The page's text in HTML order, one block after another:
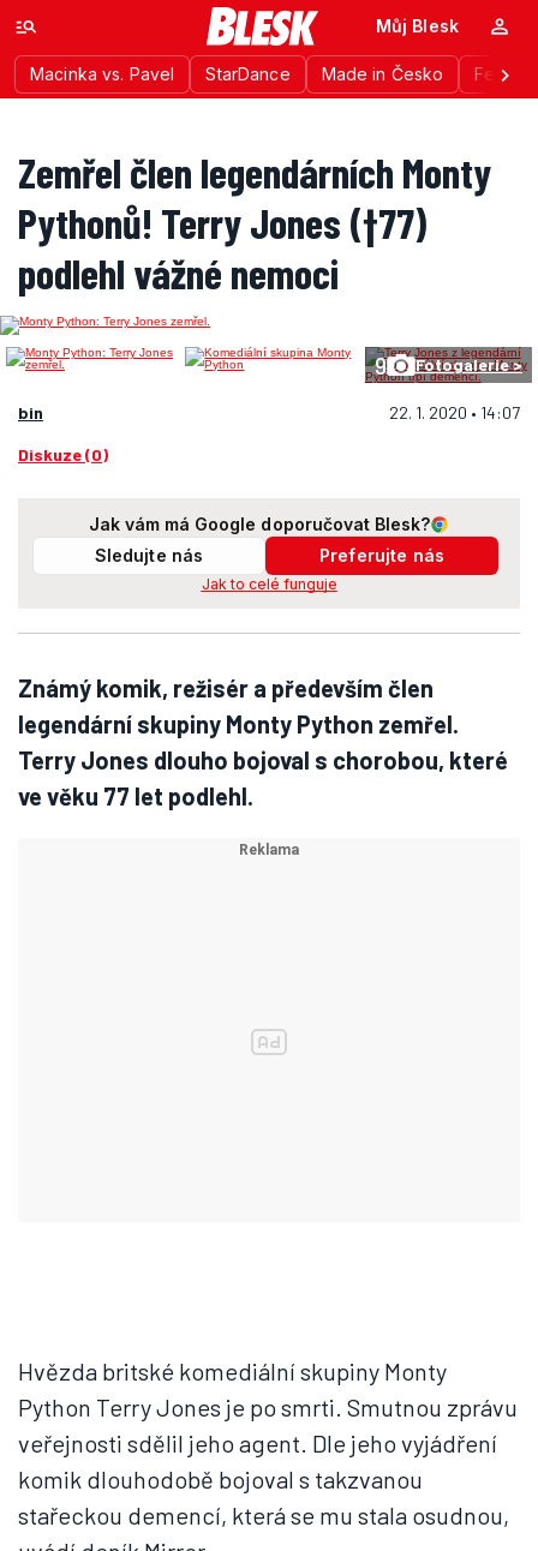
Macinka vs. Pavel StarDance Made in Česko
Můj Blesk
Zemřel člen legendárních Monty
Pythonů! Terry Jones (†77)
podlehl vážné nemoci
9 Fotogalerie >
bin 22. 1. 2020 • 14:07
Diskuze (0)
Jak vám má Google doporučovat Blesk?
Sledujte nás
Preferujte nás
Jak to celé funguje
Známý komik, režisér a především člen
legendární skupiny Monty Python zemřel.
Terry Jones dlouho bojoval s chorobou, které
ve věku 77 let podlehl.
Hvězda britské komediální skupiny Monty
Python Terry Jones je po smrti. Smutnou zprávu
veřejnosti sdělil jeho agent. Dle jeho vyjádření
komik dlouhodobě bojoval s takzvanou
stařeckou demencí, která se mu stala osudnou,